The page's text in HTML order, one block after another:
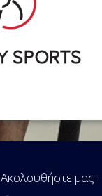
Ακολουθήστε μας